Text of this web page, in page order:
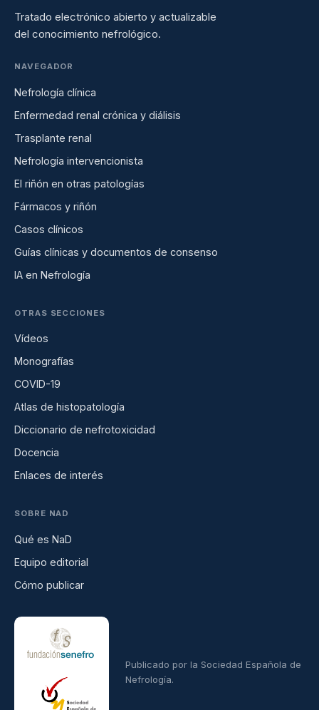
Tratado electrónico abierto y actualizable
del conocimiento nefrológico.
NAVEGADOR
Nefrología clínica
Enfermedad renal crónica y diálisis
Trasplante renal
Nefrología intervencionista
El riñón en otras patologías
Fármacos y riñón
Casos clínicos
Guías clínicas y documentos de consenso
IA en Nefrología
OTRAS SECCIONES
Vídeos
Monografías
COVID-19
Atlas de histopatología
Diccionario de nefrotoxicidad
Docencia
Enlaces de interés
SOBRE NAD
Qué es NaD
Equipo editorial
Cómo publicar
Publicado por la Sociedad Española de
Nefrología.